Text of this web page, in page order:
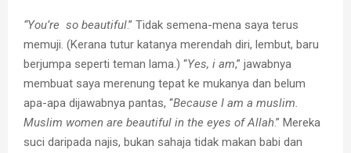
“You’re so beautiful.” Tidak semena-mena saya terus
memuji. (Kerana tutur katanya merendah diri, lembut, baru
berjumpa seperti teman lama.) “Yes, i am,” jawabnya
membuat saya merenung tepat ke mukanya dan belum
apa-apa dijawabnya pantas, “Because I am a muslim.
Muslim women are beautiful in the eyes of Allah.” Mereka
suci daripada najis, bukan sahaja tidak makan babi dan